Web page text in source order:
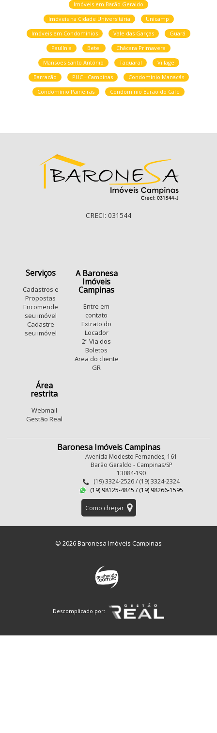
Imóveis em Barão Geraldo
Imóveis na Cidade Universitária
Unicamp
Imóveis em Condomínios
Vale das Garças
Guará
Paulínia
Betel
Chácara Primavera
Mansões Santo Antônio
Taquaral
Village
Barracão
PUC - Campinas
Condomínio Manacás
Condomínio Paineiras
Condomínio Barão do Café
CRECI: 031544
Serviços
Cadastros e
Propostas
Encomende
seu imóvel
Cadastre
seu imóvel
A Baronesa
Imóveis
Campinas
Entre em
contato
Extrato do
Locador
2ª Via dos
Boletos
Area do cliente
GR
Área
restrita
Webmail
Gestão Real
Baronesa Imóveis Campinas
Avenida Modesto Fernandes, 161
Barão Geraldo - Campinas/SP
13084-190
(19) 3324-2526 / (19) 3324-2324
(19) 98125-4845 / (19) 98266-1595
Como chegar
© 2026 Baronesa Imóveis Campinas
Descomplicado por: